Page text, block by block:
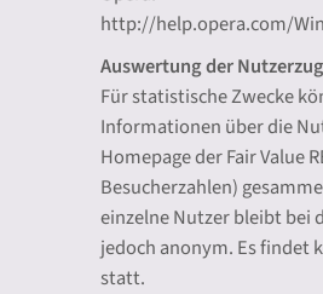
http://help.opera.com/
Auswertung der
Für statistische Zwecke
Informationen über die
Homepage der Fair Value
Besucherzahlen)
einzelne Nutzer bleibt bei
jedoch anonym. Es findet
statt.